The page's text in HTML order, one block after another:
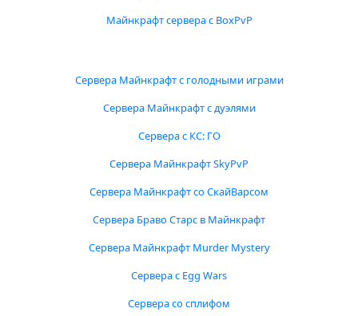
Майнкрафт сервера с BoxPvP
Сервера Майнкрафт с голодными играми
Сервера Майнкрафт с дуэлями
Сервера с КС: ГО
Сервера Майнкрафт SkyPvP
Сервера Майнкрафт со СкайВарсом
Сервера Браво Старс в Майнкрафт
Сервера Майнкрафт Murder Mystery
Сервера с Egg Wars
Сервера со сплифом